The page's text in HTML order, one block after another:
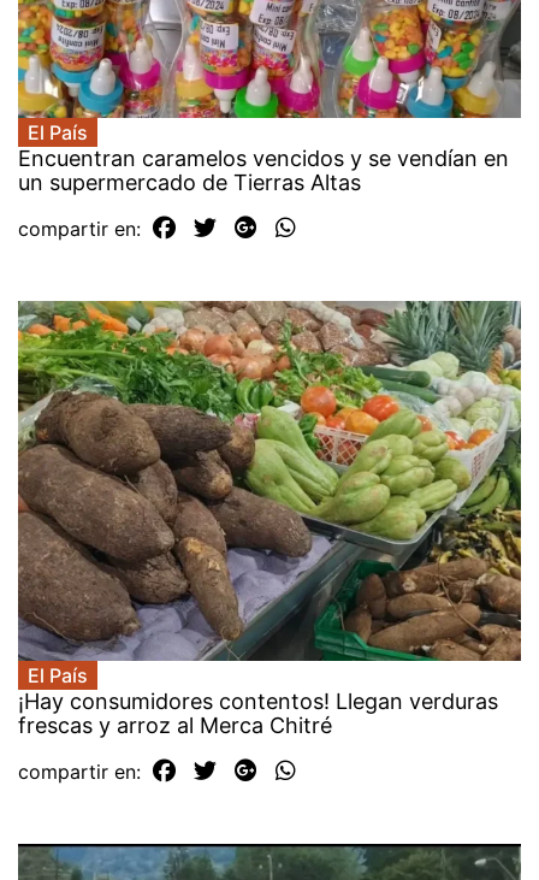
El País
Encuentran caramelos vencidos y se vendían en
un supermercado de Tierras Altas
compartir en:
El País
¡Hay consumidores contentos! Llegan verduras
frescas y arroz al Merca Chitré
compartir en: